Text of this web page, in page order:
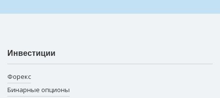
Инвестиции
Форекс
Бинарные опционы